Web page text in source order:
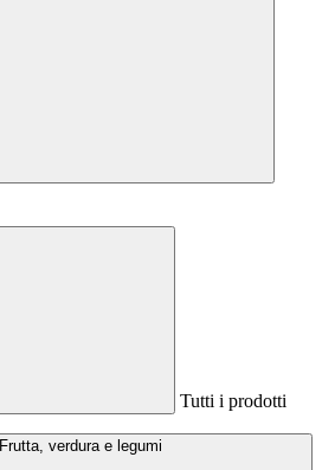
Tutti i prodotti
Frutta, verdura e legumi